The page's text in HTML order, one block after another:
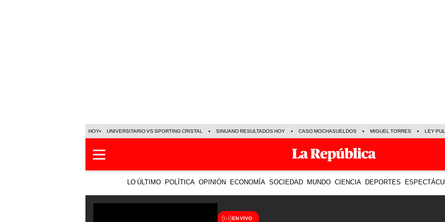
HOY UNIVERSITARIO VS SPORTING CRISTAL SINUANO RESULTADOS HOY CASO MOCHASUELDOS MIGUEL TORRES LEY
LO ÚLTIMO POLÍTICA OPINIÓN ECONOMÍA SOCIEDAD MUNDO CIENCIA DEPORTES
EN VIVO